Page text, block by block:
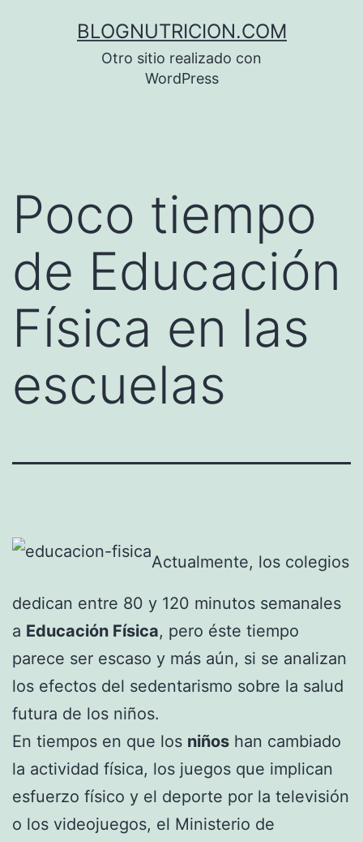
BLOGNUTRICION.COM
Otro sitio realizado con
WordPress
Poco tiempo
de Educación
Física en las
escuelas
Actualmente, los colegios
dedican entre 80 y 120 minutos semanales
a Educación Física, pero éste tiempo
parece ser escaso y más aún, si se analizan
los efectos del sedentarismo sobre la salud
futura de los niños.
En tiempos en que los niños han cambiado
la actividad física, los juegos que implican
esfuerzo físico y el deporte por la televisión
o los videojuegos, el Ministerio de